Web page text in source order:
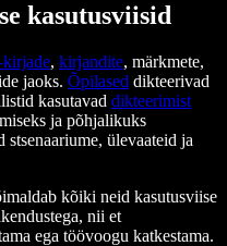
kasutusviisid
kirjade, kirjandite, märkmete,
jaoks. Õpilased dikteerivad
kasutavad dikteerimist
ja põhjalikuks
ülevaateid ja
kõiki neid kasutusviise
nii et
ega töövoogu katkestama.